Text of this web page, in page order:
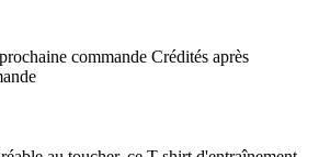
commande Crédités après